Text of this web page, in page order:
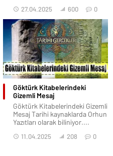
27.04.2025 600 0
Göktürk Kitabelerindeki
Gizemli Mesaj
Göktürk Kitabelerindeki Gizemli
Mesaj Tarihi kaynaklarda Orhun
Yazıtları olarak biliniyor....
11.04.2025 208 0